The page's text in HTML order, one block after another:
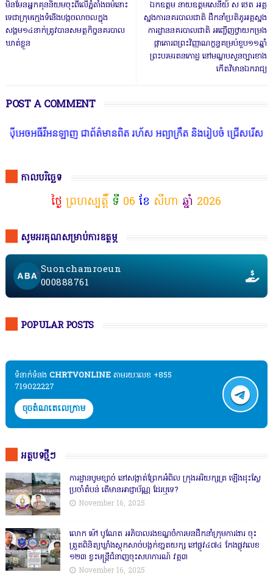
ឯកឧត្ដម នាយឧត្តមសេនីយ៍ ស ថេត អគ្គ
ស្នងការនគរបាលជាតិ ដឹកនាំប្រតិភូអគ្គស្នង
ការដ្ឋាននគរបាលជាតិ អញ្ជើញថ្វាយកម្រង
ផ្កាគោរពព្រះវិញ្ញាណក្ខន្ធគម្រប់ខួប១១ឆ្នាំ
ព្រះបរមរតនកោដ្ឋ នៅមណ្ឌបសួនច្បារខាង
កើតវិមានឯករាជ្យ
មិនមែនអ្នកគុននិយមចុះពីលេីភ្នំតាំងធម៌នោះ
ទេជាក្រុមក្មេងទំនេីងបង្កចលាចលក្នុង
សង្គម១៤នាក់ត្រូវបានសមត្ថកិច្ចនគរបាល
ឃាត់ខ្លួន
POST A COMMENT
វីអនឡាញ ជាព័ត៌មានពិត រហ័ស អព្យាក្រឹត និងរៀបចំ ជ្រើសរើស ក្រុមការង
កាលបរិច្ឆេទ
ថ្ងៃ ព្រហស្បត្តិ៍ ទី 06 ខែ សីហា ឆ្នាំ 2026
សូមអរគុណសម្រាប់ការឧត្ថម្ភ
Suonchamroeun
000888761
POPULAR POSTS
ទំនាក់ទំនង​​ CHRTVONLINE តាមរយៈលេខ +855
719022227
ចុចតំណតេលេក្រាម
អត្ថបទថ្មីៗ
ការដ្ឋានបូមខ្សាច់ នៅសង្កាត់ព្រែកអំពិល ក្រុងអរិយក្សត្រ ឡើងដុះស្លែ
ប្រចាំតំបន់ តើមានអាជ្ញាប័ណ្ណ ដែរឬទេ?
November 16, 2025
លោក ម៉ៅ បូណែត អភិបាលរងខណ្ឌចំការមនដឹកនាំក្រុមការងារ ចុះ
ត្រួតពិនិត្យឃ្លាំងស្តុកសាច់បង្កក់ខា្នតយក្ស នៅផ្លូវ៤៧៤ កែងផ្លូវលេខ
១២៣ ខ្វះមន្ត្រីជំនាញចុះសហការណ៍ វគ្គ៣
November 16, 2025